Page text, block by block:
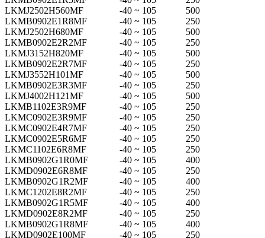
LKMJ2502H560MF
-40 ~ 105
500
LKMB0902E1R8MF
-40 ~ 105
250
LKMJ2502H680MF
-40 ~ 105
500
LKMB0902E2R2MF
-40 ~ 105
250
LKMJ3152H820MF
-40 ~ 105
500
LKMB0902E2R7MF
-40 ~ 105
250
LKMJ3552H101MF
-40 ~ 105
500
LKMB0902E3R3MF
-40 ~ 105
250
LKMJ4002H121MF
-40 ~ 105
500
LKMB1102E3R9MF
-40 ~ 105
250
LKMC0902E3R9MF
-40 ~ 105
250
LKMC0902E4R7MF
-40 ~ 105
250
LKMC0902E5R6MF
-40 ~ 105
250
LKMC1102E6R8MF
-40 ~ 105
250
LKMB0902G1R0MF
-40 ~ 105
400
LKMD0902E6R8MF
-40 ~ 105
250
LKMB0902G1R2MF
-40 ~ 105
400
LKMC1202E8R2MF
-40 ~ 105
250
LKMB0902G1R5MF
-40 ~ 105
400
LKMD0902E8R2MF
-40 ~ 105
250
LKMB0902G1R8MF
-40 ~ 105
400
LKMD0902E100MF
-40 ~ 105
250